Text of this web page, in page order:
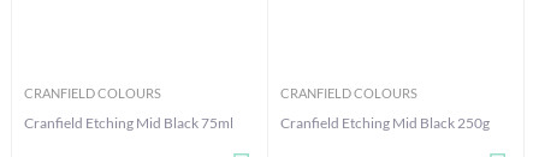
CRANFIELD COLOURS
Cranfield Etching Mid Black 75ml
CRANFIELD COLOURS
Cranfield Etching Mid Black 250g